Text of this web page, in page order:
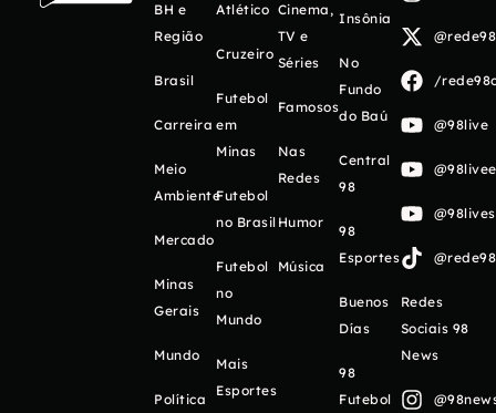
BH e
Região
Brasil
Carreira
Meio
Ambiente
Mercado
Minas
Gerais
Mundo
Política
Atlético
Cruzeiro
Futebol
em
Minas
Futebol
no Brasil
Futebol
no
Mundo
Mais
Esportes
Cinema,
TV e
Séries
Famosos
Nas
Redes
Humor
Música
Insônia
No
Fundo
do Baú
Central
98
98
Esportes
Buenos
Días
98
Futebol
/
@98live
Redes
Sociais 98
News